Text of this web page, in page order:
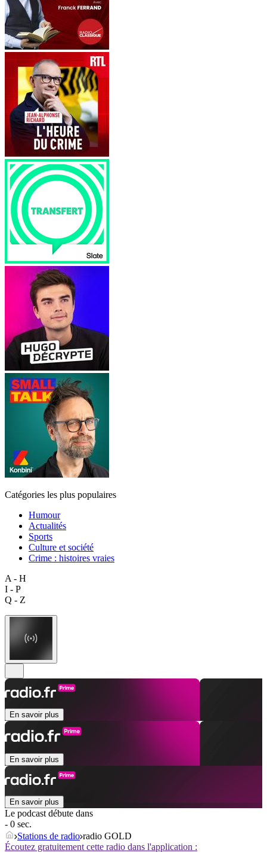
Catégories les plus populaires
Humour
Actualités
Sports
Culture et société
Crime : histoires vraies
A - H
I - P
Q - Z
En savoir plus
En savoir plus
En savoir plus
Le podcast débute dans
- 0 sec.
Stations de radio radio GOLD
Écoutez gratuitement cette radio dans l'application :